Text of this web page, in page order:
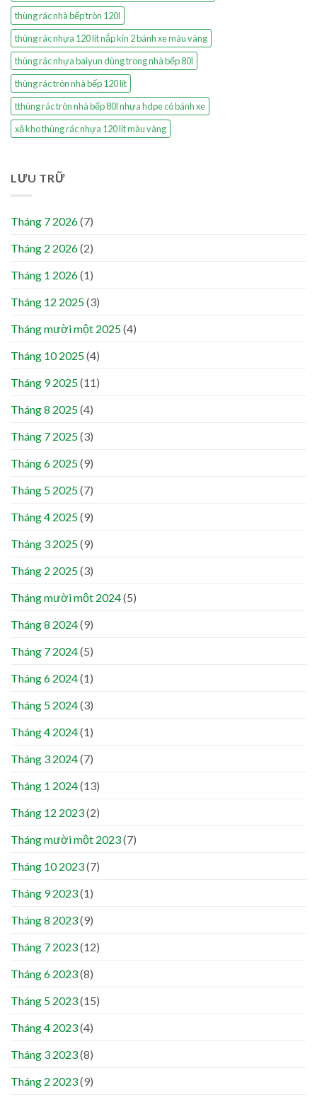
thùng rác nhà bếp tròn 120l
thùng rác nhựa 120 lít nắp kín 2 bánh xe màu vàng
thùng rác nhựa baiyun dùng trong nhà bếp 80l
thùng rác tròn nhà bếp 120 lít
tthùng rác tròn nhà bếp 80l nhựa hdpe có bánh xe
xả kho thùng rác nhựa 120 lít màu vàng
LƯU TRỮ
Tháng 7 2026(7)
Tháng 2 2026(2)
Tháng 1 2026(1)
Tháng 12 2025(3)
Tháng mười một 2025(4)
Tháng 10 2025(4)
Tháng 9 2025(11)
Tháng 8 2025(4)
Tháng 7 2025(3)
Tháng 6 2025(9)
Tháng 5 2025(7)
Tháng 4 2025(9)
Tháng 3 2025(9)
Tháng 2 2025(3)
Tháng mười một 2024(5)
Tháng 8 2024(9)
Tháng 7 2024(5)
Tháng 6 2024(1)
Tháng 5 2024(3)
Tháng 4 2024(1)
Tháng 3 2024(7)
Tháng 1 2024(13)
Tháng 12 2023(2)
Tháng mười một 2023(7)
Tháng 10 2023(7)
Tháng 9 2023(1)
Tháng 8 2023(9)
Tháng 7 2023(12)
Tháng 6 2023(8)
Tháng 5 2023(15)
Tháng 4 2023(4)
Tháng 3 2023(8)
Tháng 2 2023(9)